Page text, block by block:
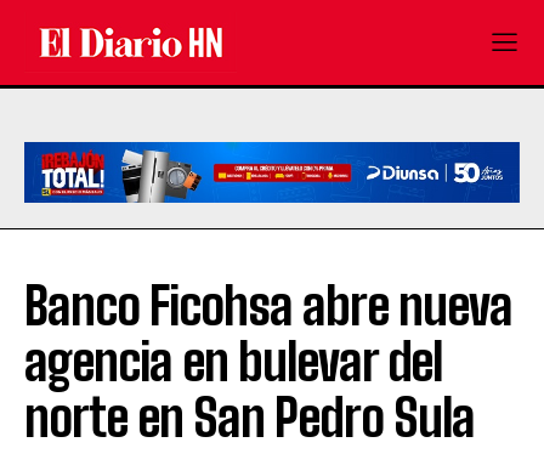
Banco Ficohsa abre nueva
agencia en bulevar del
norte en San Pedro Sula